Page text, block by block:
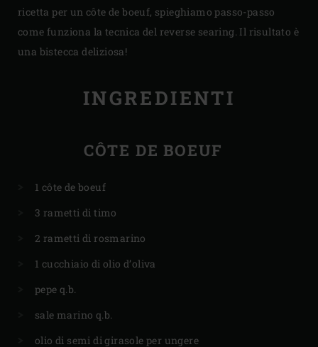
ricetta per un côte de boeuf, spieghiamo passo-passo
come funziona la tecnica del reverse searing. Il risultato è
una bistecca deliziosa!
INGREDIENTI
CÔTE DE BOEUF
1 côte de boeuf
3 rametti di timo
2 rametti di rosmarino
1 cucchiaio di olio d’oliva
pepe q.b.
sale marino q.b.
olio di semi di girasole per ungere